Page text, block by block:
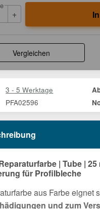
+
Vergleichen
3 - 5 Werktage
PFA02596
| Tube |
für Profilbleche
aus Farbe eignet
und zum